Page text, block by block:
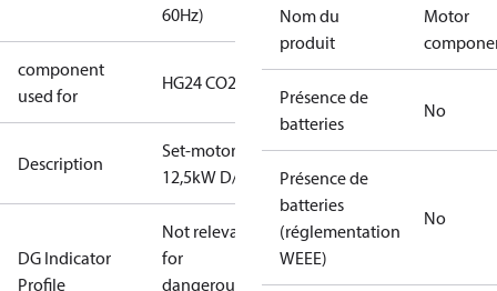
60Hz)
component
used for
HG24 CO2 T
Description
Set-motor
12,5kW D/S
DG Indicator
Profile
Not relevant
for
dangerous
Nom du
produit
Motor
Présence de
batteries
No
Présence de
batteries
(réglementation
WEEE)
No